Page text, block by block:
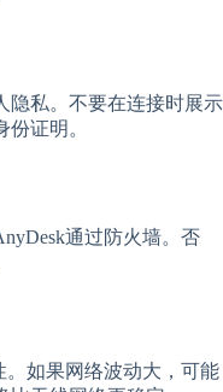
隐私。不要在连接时展示
证明。
通过防火墙。否
。如果网络波动大，可能